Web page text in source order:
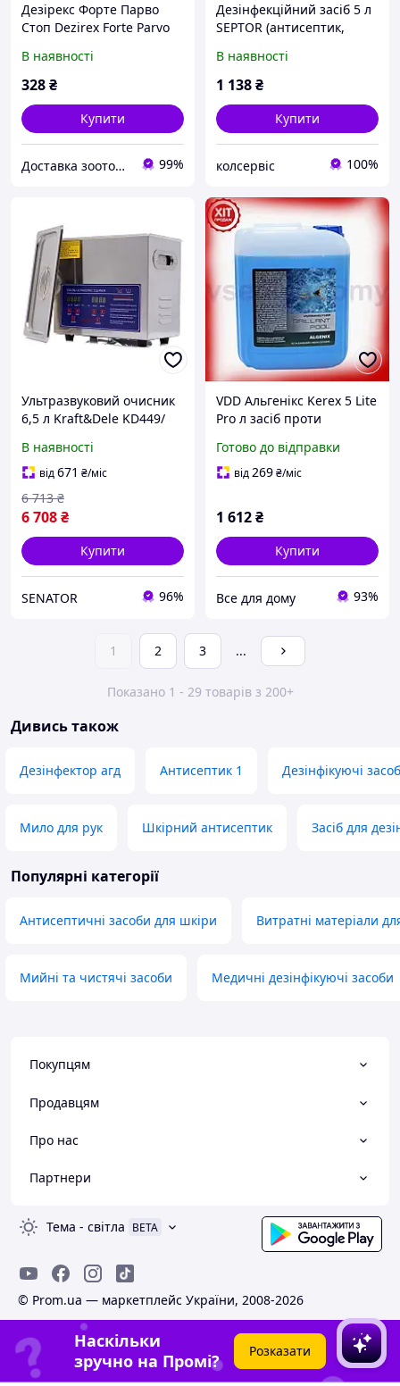
Дезірекс Форте Парво
Стоп Dezirex Forte Parvo
ветеринарних об'єктів,
0,5 л
В наявності
328₴
Купити
Доставка зоотоварів по Україні Zoo365. Ветаптека. 99%
Дезінфекційний засіб 5 л
SEPTOR (антисептик,
дезінфекційна рідина)
В наявності
1 138₴
Купити
колсервіс 100%
Ультразвуковий очисник
6,5 л Kraft&Dele KD449/
Дезінфектор
В наявності
від671 ₴/міс
6 708₴
6 713 ₴
Купити
SENATOR 96%
VDD Альгенікс Kerex 5 Lite
Pro л засіб проти
альгіцид дезінфектор для
води VDD11-S
Готово до відправки
від269₴/міс
1 612₴
Купити
Все для дому 93%
1 2 3 ...
Показано 1 - 29 товарів з 200+
Дивись також
Дезінфектор агд Антисептик 1 Дезінфікуючі
Мило для рук Шкірний антисептик Засіб для
Популярні категорії
Антисептичні засоби для шкіри Витратні матеріали
Мийні та чистячі засоби Медичні дезінфікуючі засоби
Покупцям
Продавцям
Про нас
Партнери
Тема - світла BETA
© Prom.ua — маркетплейс України, 2008-2026
Наскільки
зручно на Промі?
Розказати